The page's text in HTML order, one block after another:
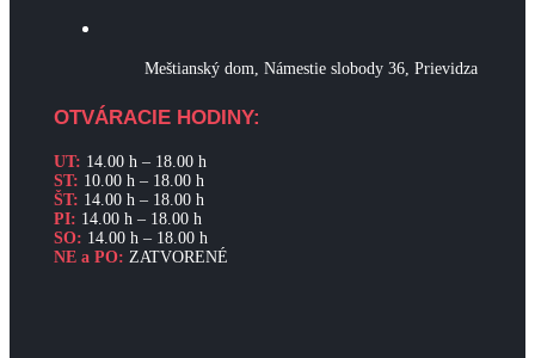
Meštianský dom, Námestie slobody 36, Prievidza
OTVÁRACIE HODINY:
UT: 14.00 h – 18.00 h
ST: 10.00 h – 18.00 h
ŠT: 14.00 h – 18.00 h
PI: 14.00 h – 18.00 h
SO: 14.00 h – 18.00 h
NE a PO: ZATVORENÉ